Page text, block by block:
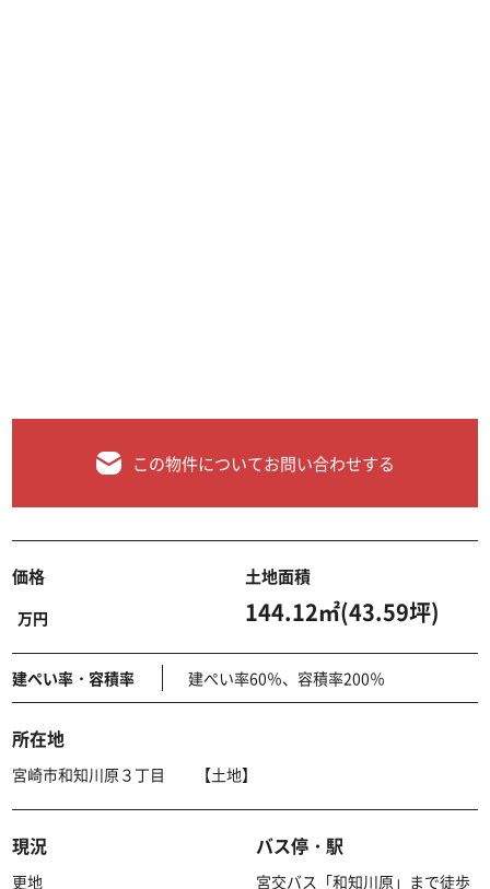
この物件についてお問い合わせする
価格
万円
土地面積
144.12㎡(43.59坪)
建ぺい率・容積率 建ぺい率60％、容積率200％
所在地
宮崎市和知川原３丁目 【土地】
現況
更地
バス停・駅
宮交バス「和知川原」まで徒歩